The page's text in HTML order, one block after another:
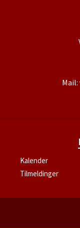
Mail:
Kalender
Tilmeldinger